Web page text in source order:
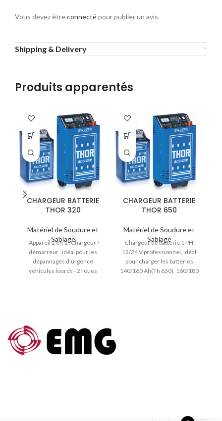
Vous devez êtreconnectépour publier un avis.
Shipping & Delivery
Produits apparentés
CHARGEUR BATTERIE
THOR 320
Matériel de Soudure et
Sablage
- Appareil 2 en 1 : Chargeur +
démarreur , idéal pour les
dépannages d'urgence
véhicules lourds - 2 roues
CHARGEUR BATTERIE
THOR 650
Matériel de Soudure et
Sablage
Chargeur de batterie 1 PH
12/24 V professionnel, idéal
pour charger les batteries
140/160 Ah(Th 650), 160/180